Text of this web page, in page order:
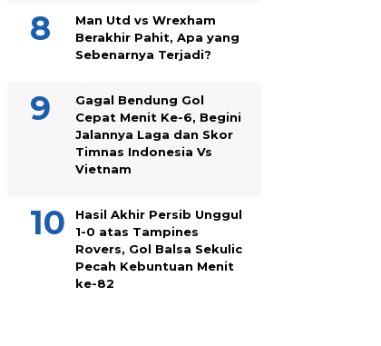
Man Utd vs Wrexham
Berakhir Pahit, Apa yang
Sebenarnya Terjadi?
Gagal Bendung Gol
Cepat Menit Ke-6, Begini
Jalannya Laga dan Skor
Timnas Indonesia Vs
Vietnam
Hasil Akhir Persib Unggul
1-0 atas Tampines
Rovers, Gol Balsa Sekulic
Pecah Kebuntuan Menit
ke-82